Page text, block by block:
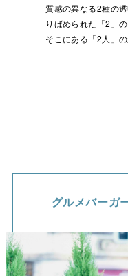
質感の異なる2種の
りばめられた「2」
そこにある「2人」
グルメバーガ